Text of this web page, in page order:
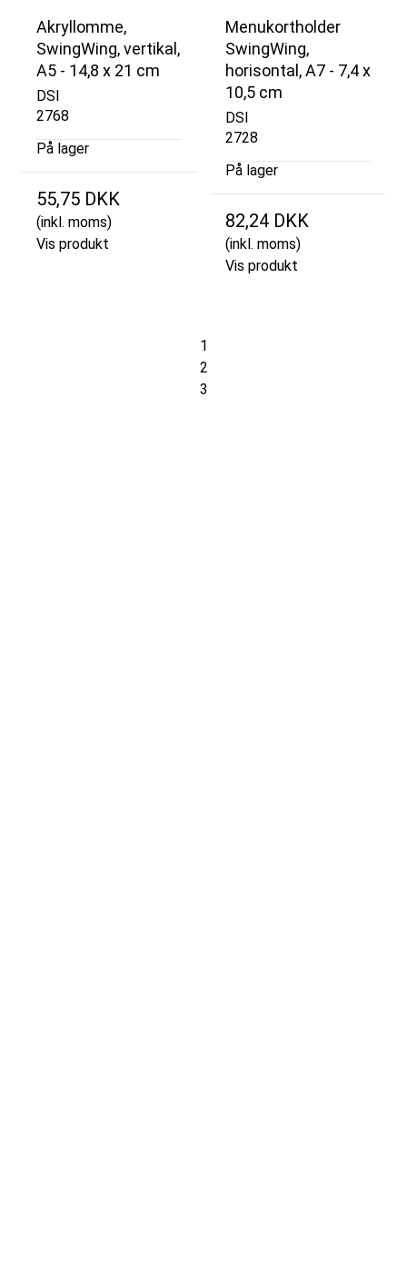
Akryllomme,
SwingWing, vertikal,
A5 - 14,8 x 21 cm
DSI
2768
På lager
55,75 DKK
(inkl. moms)
Vis produkt
Menukortholder
SwingWing,
horisontal, A7 - 7,4 x
10,5 cm
DSI
2728
På lager
82,24 DKK
(inkl. moms)
Vis produkt
1
2
3